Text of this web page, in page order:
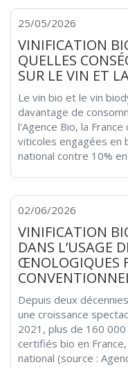
25/05/2026
VINIFICATION
QUELLES
SUR LE VIN ET
Le vin bio et le vin
davantage de
l'Agence Bio, la
viticoles engagées en
national contre 10%
02/06/2026
VINIFICATION
DANS L’USAGE
ŒNOLOGIQUES
Depuis deux
une croissance
2021, plus de 160
certifiés bio en
national (source :